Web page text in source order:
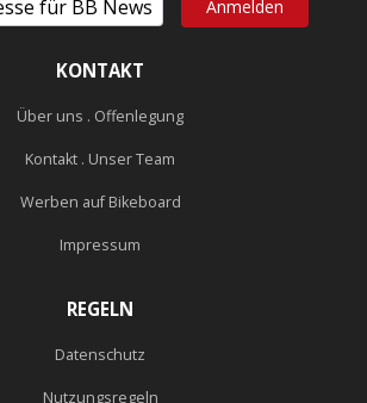
KONTAKT
Über uns . Offenlegung
Kontakt . Unser Team
Werben auf Bikeboard
Impressum
REGELN
Datenschutz
Nutzungsregeln